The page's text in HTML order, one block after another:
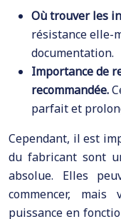
Où trouver les
résistance elle-
documentation.
Importance de
recommandée.
parfait et
Cependant, il est
du fabricant sont
absolue. Elles
commencer,
puissance en